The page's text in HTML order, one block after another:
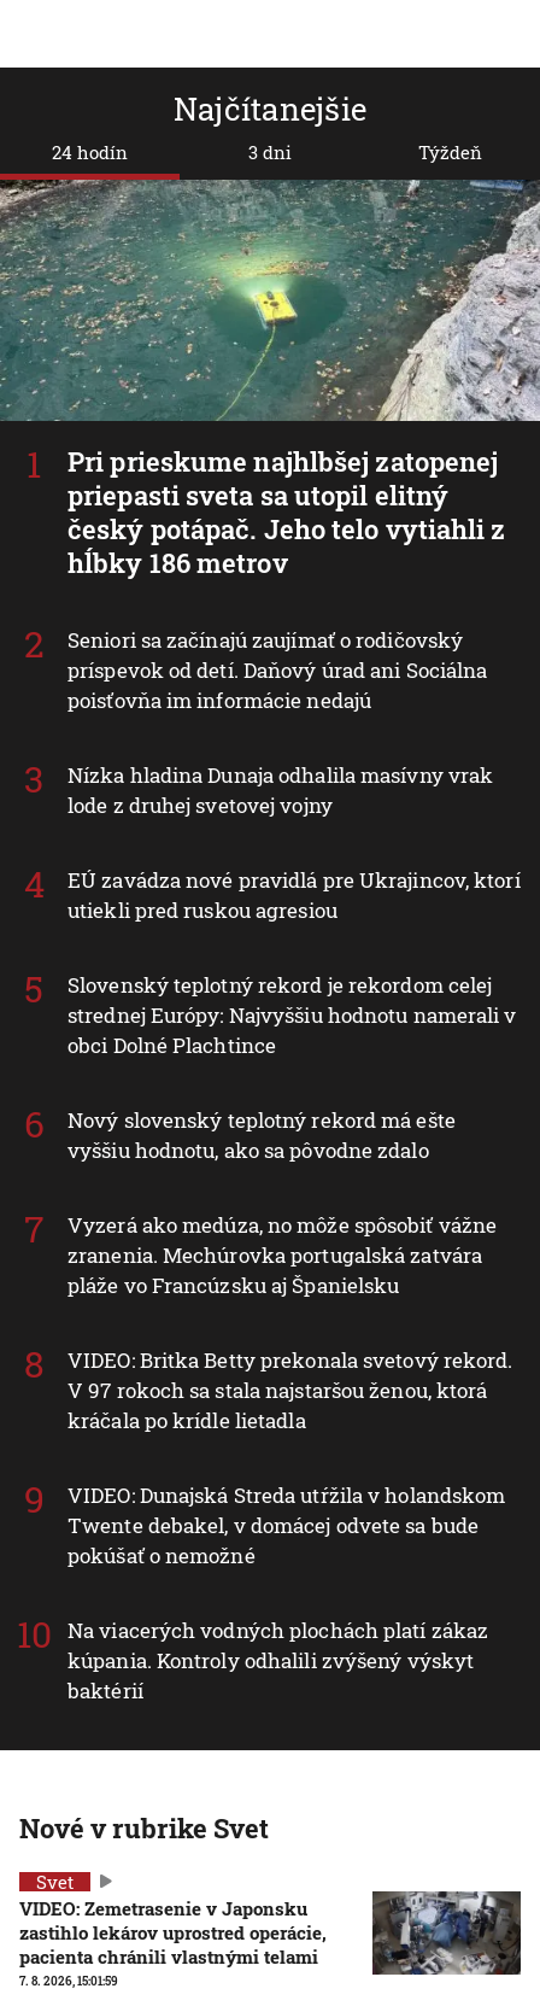
Najčítanejšie
24 hodín
Pri prieskume najhlbšej zatopenej
priepasti sveta sa utopil elitný
český potápač. Jeho telo vytiahli z
hĺbky 186 metrov
Seniori sa začínajú zaujímať o rodičovský
príspevok od detí. Daňový úrad ani Sociálna
poisťovňa im informácie nedajú
Nízka hladina Dunaja odhalila masívny vrak
lode z druhej svetovej vojny
EÚ zavádza nové pravidlá pre Ukrajincov, ktorí
utiekli pred ruskou agresiou
Slovenský teplotný rekord je rekordom celej
strednej Európy: Najvyššiu hodnotu namerali v
obci Dolné Plachtince
Nový slovenský teplotný rekord má ešte
vyššiu hodnotu, ako sa pôvodne zdalo
Vyzerá ako medúza, no môže spôsobiť vážne
zranenia. Mechúrovka portugalská zatvára
pláže vo Francúzsku aj Španielsku
VIDEO: Britka Betty prekonala svetový rekord.
V 97 rokoch sa stala najstaršou ženou, ktorá
kráčala po krídle lietadla
VIDEO: Dunajská Streda utŕžila v holandskom
Twente debakel, v domácej odvete sa bude
pokúšať o nemožné
Na viacerých vodných plochách platí zákaz
kúpania. Kontroly odhalili zvýšený výskyt
baktérií
3 dni Týždeň
Nové v rubrike Svet
Svet
VIDEO: Zemetrasenie v Japonsku
zastihlo lekárov uprostred operácie,
pacienta chránili vlastnými telami
7. 8. 2026, 15:01:59